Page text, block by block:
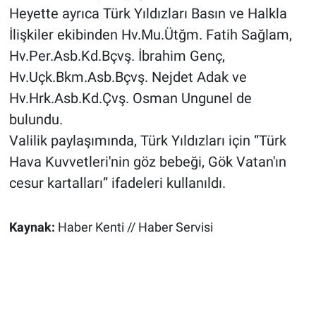
Heyette ayrıca Türk Yıldızları Basın ve Halkla
İlişkiler ekibinden Hv.Mu.Ütğm. Fatih Sağlam,
Hv.Per.Asb.Kd.Bçvş. İbrahim Genç,
Hv.Uçk.Bkm.Asb.Bçvş. Nejdet Adak ve
Hv.Hrk.Asb.Kd.Çvş. Osman Ungunel de
bulundu.
Valilik paylaşımında, Türk Yıldızları için “Türk
Hava Kuvvetleri'nin göz bebeği, Gök Vatan'ın
cesur kartalları” ifadeleri kullanıldı.
Kaynak: Haber Kenti // Haber Servisi